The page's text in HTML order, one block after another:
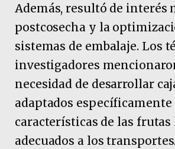
Además, resultó de interés
postcosecha y la
sistemas de embalaje. Los
investigadores
necesidad de desarrollar
adaptados específicamente
características de las frutas
adecuados a los